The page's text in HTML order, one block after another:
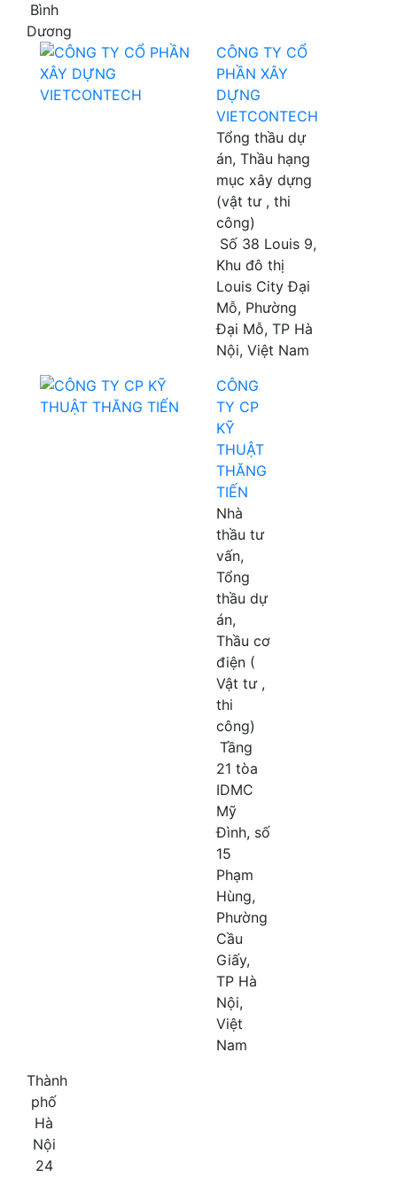
Bình
Dương
CÔNG TY CỔ
PHẦN XÂY
DỰNG
VIETCONTECH
Tổng thầu dự
án, Thầu hạng
mục xây dựng
(vật tư , thi
công)
Số 38 Louis 9,
Khu đô thị
Louis City Đại
Mỗ, Phường
Đại Mỗ, TP Hà
Nội, Việt Nam
CÔNG
TY CP
KỸ
THUẬT
THĂNG
TIẾN
Nhà
thầu tư
vấn,
Tổng
thầu dự
án,
Thầu cơ
điện (
Vật tư ,
thi
công)
Tầng
21 tòa
IDMC
Mỹ
Đình, số
15
Phạm
Hùng,
Phường
Cầu
Giấy,
TP Hà
Nội,
Việt
Nam
Thành
phố
Hà
Nội
24